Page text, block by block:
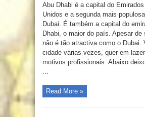
Abu Dhabi é a capital do
Unidos e a segunda mais
Dubai. É também a capital do
Dhabi, o maior do país. Apesar de
não é tão atractiva como o Dubai.
cidade várias vezes, quer em
motivos profissionais. Abaixo
Read More »